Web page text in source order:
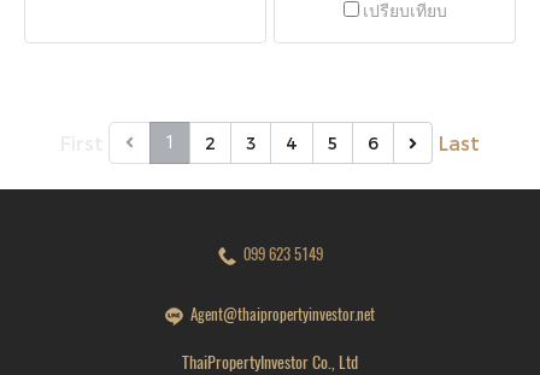
Nongper Banglamung
Chonburi )
เปรียบเทียบ
1 2 3 4 5 6 Last
099 623 5149
Agent@thaipropertyinvestor.net
ThaiPropertyInvestor Co., Ltd